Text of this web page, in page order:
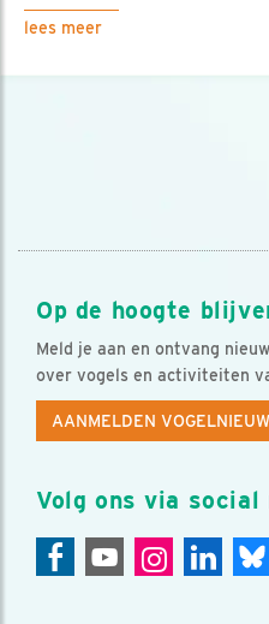
lees meer
Op de hoogte
Meld je aan en ontvang
over vogels en activiteiten
AANMELDEN
Volg ons via social